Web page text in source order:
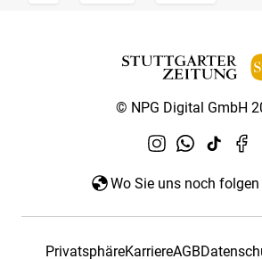
© NPG Digital GmbH
Wo Sie uns noch
PrivatsphäreKarriereAGB